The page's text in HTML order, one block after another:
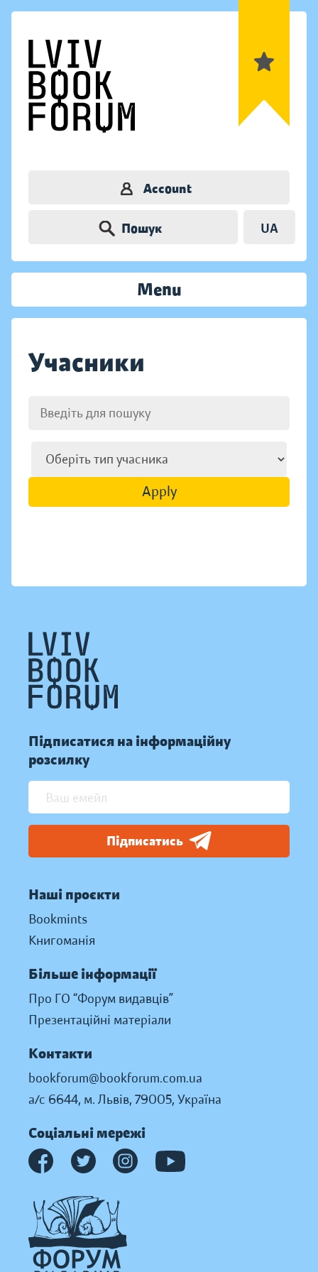
Account
Пошук UA
Menu
Учасники
Apply
Підписатися на інформаційну
розсилку
Підписатись
Наші проєкти
Bookmints
Книгоманія
Більше інформації
Про ГО “Форум видавців”
Презентаційні матеріали
Контакти
bookforum@bookforum.com.ua
а/с 6644, м. Львів, 79005, Україна
Соціальні мережі